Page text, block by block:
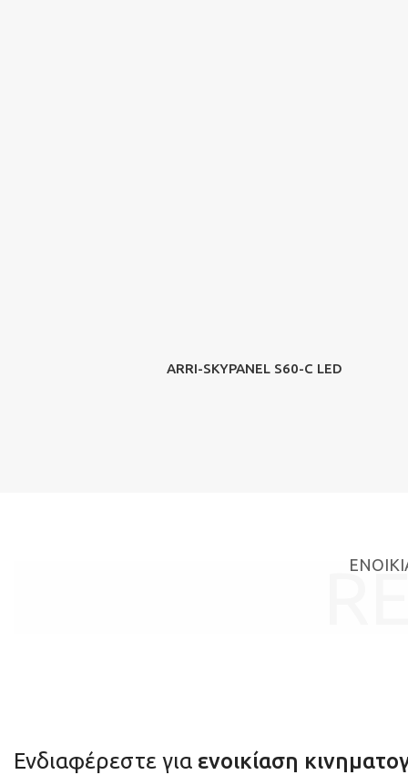
ARRI-SKYPANEL S60-C LED
Ενδιαφέρεστε για ενοικίαση